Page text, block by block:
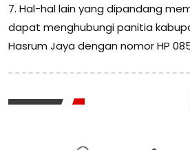
7. Hal-hal lain yang dipandang
dapat menghubungi panitia
Hasrum Jaya dengan nomor HP